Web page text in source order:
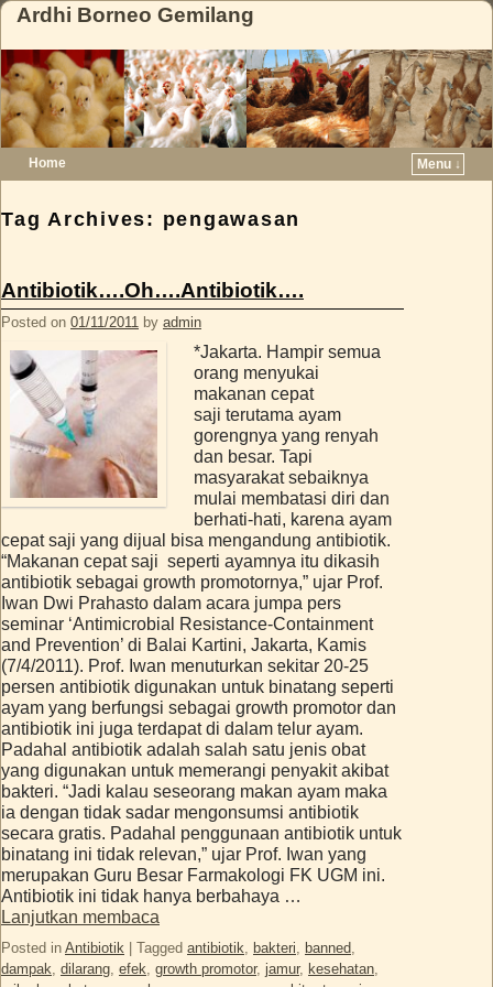
Ardhi Borneo Gemilang
Home
Menu ↓
Tag Archives: pengawasan
Antibiotik….Oh….Antibiotik….
Posted on 01/11/2011 by admin
*Jakarta. Hampir semua
orang menyukai
makanan cepat
saji terutama ayam
gorengnya yang renyah
dan besar. Tapi
masyarakat sebaiknya
mulai membatasi diri dan
berhati-hati, karena ayam
cepat saji yang dijual bisa mengandung antibiotik.
“Makanan cepat saji seperti ayamnya itu dikasih
antibiotik sebagai growth promotornya,” ujar Prof.
Iwan Dwi Prahasto dalam acara jumpa pers
seminar ‘Antimicrobial Resistance-Containment
and Prevention’ di Balai Kartini, Jakarta, Kamis
(7/4/2011). Prof. Iwan menuturkan sekitar 20-25
persen antibiotik digunakan untuk binatang seperti
ayam yang berfungsi sebagai growth promotor dan
antibiotik ini juga terdapat di dalam telur ayam.
Padahal antibiotik adalah salah satu jenis obat
yang digunakan untuk memerangi penyakit akibat
bakteri. “Jadi kalau seseorang makan ayam maka
ia dengan tidak sadar mengonsumsi antibiotik
secara gratis. Padahal penggunaan antibiotik untuk
binatang ini tidak relevan,” ujar Prof. Iwan yang
merupakan Guru Besar Farmakologi FK UGM ini.
Antibiotik ini tidak hanya berbahaya …
Lanjutkan membaca
Posted in Antibiotik Tagged antibiotik, bakteri, banned,
dampak, dilarang, efek, growth promotor, jamur, kesehatan,